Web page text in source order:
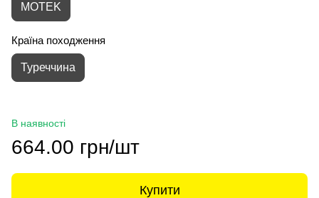
MOTEK
Країна походження
Туреччина
В наявності
664.00 грн/шт
Купити